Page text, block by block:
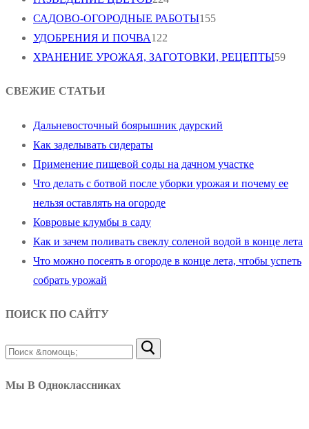
САДОВО-ОГОРОДНЫЕ РАБОТЫ155
УДОБРЕНИЯ И ПОЧВА122
ХРАНЕНИЕ УРОЖАЯ, ЗАГОТОВКИ, РЕЦЕПТЫ59
СВЕЖИЕ СТАТЬИ
Дальневосточный боярышник даурский
Как заделывать сидераты
Применение пищевой соды на дачном участке
Что делать с ботвой после уборки урожая и почему ее
нельзя оставлять на огороде
Ковровые клумбы в саду
Как и зачем поливать свеклу соленой водой в конце лета
Что можно посеять в огороде в конце лета, чтобы успеть
собрать урожай
ПОИСК ПО САЙТУ
Найти:
Мы В Одноклассниках